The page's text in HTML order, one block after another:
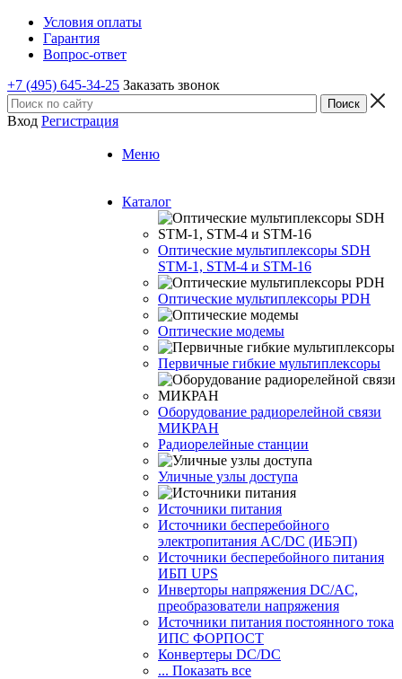
Условия оплаты
Гарантия
Вопрос-ответ
+7 (495) 645-34-25 Заказать звонок
Вход Регистрация
Меню
Каталог
Оптические мультиплексоры SDH
STM-1, STM-4 и STM-16
Оптические мультиплексоры PDH
Оптические модемы
Первичные гибкие мультиплексоры
Оборудование радиорелейной связи
МИКРАН
Радиорелейные станции
Уличные узлы доступа
Источники питания
Источники бесперебойного
электропитания AC/DC (ИБЭП)
Источники бесперебойного питания
ИБП UPS
Инверторы напряжения DC/AC,
преобразователи напряжения
Источники питания постоянного тока
ИПС ФОРПОСТ
Конвертеры DC/DC
... Показать все